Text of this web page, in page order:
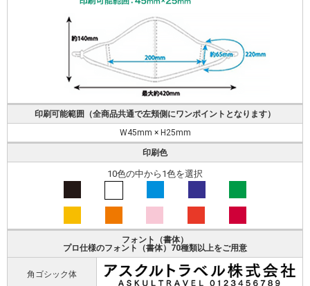
印刷可能範囲（全商品共通で左頬側にワンポイントとなります）
W45mm × H25mm
印刷色
10色の中から1色を選択
フォント（書体）
プロ仕様のフォント（書体）70種類以上をご用意
角ゴシック体